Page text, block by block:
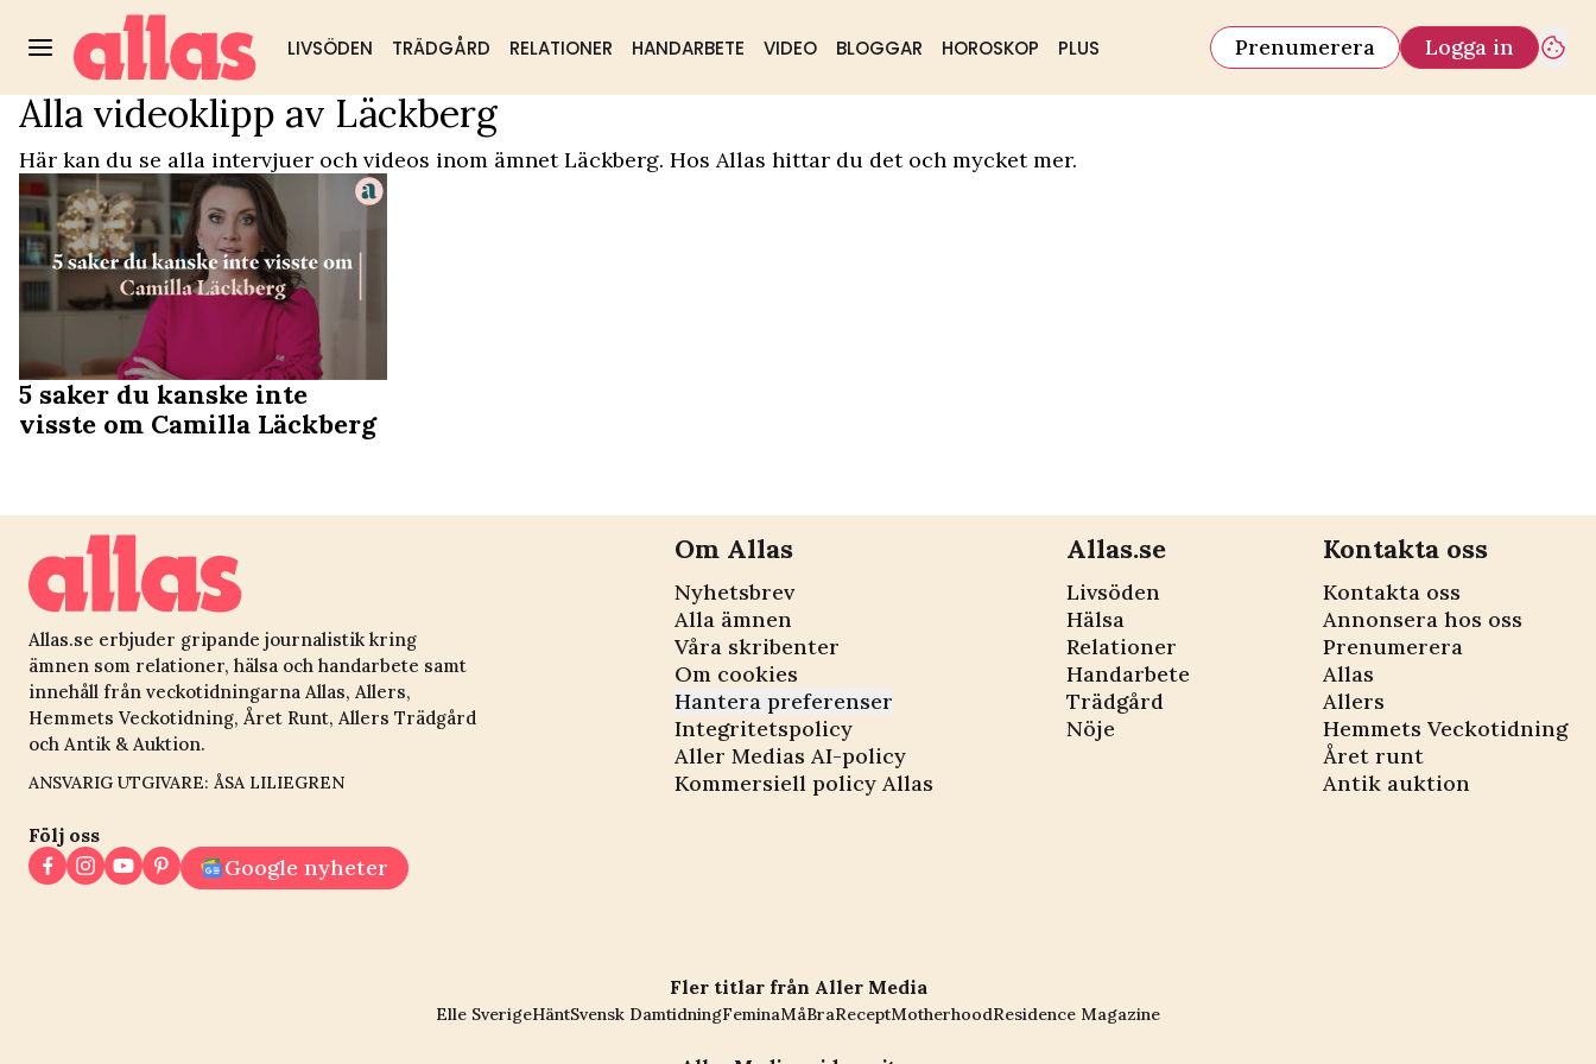
LIVSÖDEN TRÄDGÅRD RELATIONER HANDARBETE VIDEO BLOGGAR HOROSKOP PLUS Prenumerera Logga in
Populärt: Trädgård DIY & husmorstips Hälsa & välmående
Video Start/Läckberg
Alla videoklipp av Läckberg
Här kan du se alla intervjuer och videos inom ämnet Läckberg. Hos Allas hittar du det och mycket mer.
5 saker du kanske inte
visste om Camilla Läckberg
Allas.se erbjuder gripande journalistik kring
ämnen som relationer, hälsa och handarbete samt
innehåll från veckotidningarna Allas, Allers,
Hemmets Veckotidning, Året Runt, Allers Trädgård
och Antik & Auktion.
ANSVARIG UTGIVARE: ÅSA LILIEGREN
Följ oss
Google nyheter
Om Allas
Nyhetsbrev
Alla ämnen
Våra skribenter
Om cookies
Hantera preferenser
Integritetspolicy
Aller Medias AI-policy
Kommersiell policy Allas
Allas.se
Livsöden
Hälsa
Relationer
Handarbete
Trädgård
Nöje
Kontakta oss
Kontakta oss
Annonsera hos oss
Prenumerera
Allas
Allers
Hemmets Veckotidning
Året runt
Antik auktion
Fler titlar från Aller Media
Elle SverigeHäntSvensk DamtidningFeminaMåBraReceptMotherhoodResidence Magazine